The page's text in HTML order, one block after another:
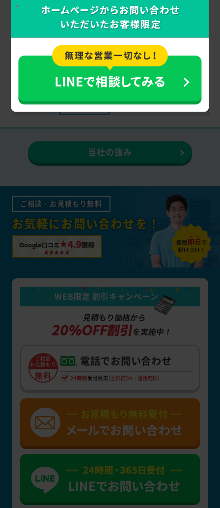
なし
作業後に
加算
最短即日 翌日以降
スタッフ
スタッフ
スタッフ
持ち込み
当社の強み
ご相談・お見積もり無料
お気軽にお問い合わせを！
Google口コミ ★4.9獲得
WEB限定 割引キャンペーン
見積もり価格から
20%OFF割引を実施中！
ご相談
お見積もり
無料
電話でお問い合わせ
24時間 受付対応[土日祝OK・通話無料]